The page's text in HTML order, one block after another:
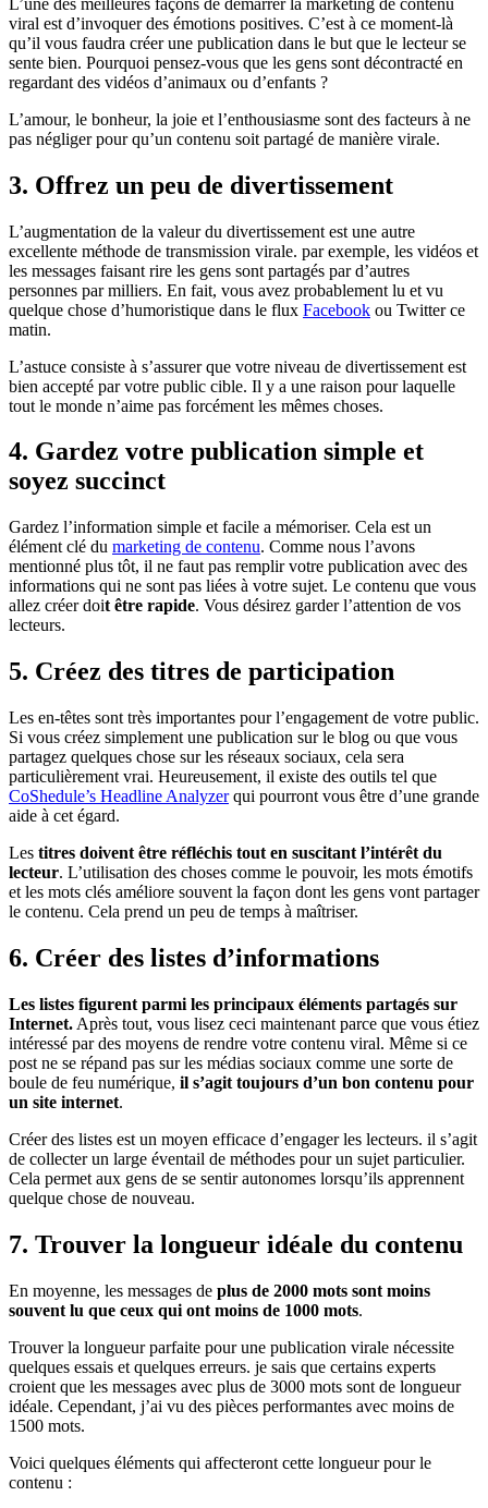
viral est d’invoquer des émotions positives. C’est à ce moment-là
qu’il vous faudra créer une publication dans le but que le lecteur se
sente bien. Pourquoi pensez-vous que les gens sont décontracté en
regardant des vidéos d’animaux ou d’enfants ?
L’amour, le bonheur, la joie et l’enthousiasme sont des facteurs à ne
pas négliger pour qu’un contenu soit partagé de manière virale.
3. Offrez un peu de divertissement
L’augmentation de la valeur du divertissement est une autre
excellente méthode de transmission virale. par exemple, les vidéos et
les messages faisant rire les gens sont partagés par d’autres
personnes par milliers. En fait, vous avez probablement lu et vu
quelque chose d’humoristique dans le flux Facebook ou Twitter ce
matin.
L’astuce consiste à s’assurer que votre niveau de divertissement est
bien accepté par votre public cible. Il y a une raison pour laquelle
tout le monde n’aime pas forcément les mêmes choses.
4. Gardez votre publication simple et
soyez succinct
Gardez l’information simple et facile a mémoriser. Cela est un
élément clé du marketing de contenu. Comme nous l’avons
mentionné plus tôt, il ne faut pas remplir votre publication avec des
informations qui ne sont pas liées à votre sujet. Le contenu que vous
allez créer doit être rapide. Vous désirez garder l’attention de vos
lecteurs.
5. Créez des titres de participation
Les en-têtes sont très importantes pour l’engagement de votre public.
Si vous créez simplement une publication sur le blog ou que vous
partagez quelques chose sur les réseaux sociaux, cela sera
particulièrement vrai. Heureusement, il existe des outils tel que
CoShedule’s Headline Analyzerqui pourront vous être d’une grande
aide à cet égard.
Les titres doivent être réfléchis tout en suscitant l’intérêt du
lecteur. L’utilisation des choses comme le pouvoir, les mots émotifs
et les mots clés améliore souvent la façon dont les gens vont partager
le contenu. Cela prend un peu de temps à maîtriser.
6. Créer des listes d’informations
Les listes figurent parmi les principaux éléments partagés sur
Internet. Après tout, vous lisez ceci maintenant parce que vous étiez
intéressé par des moyens de rendre votre contenu viral. Même si ce
post ne se répand pas sur les médias sociaux comme une sorte de
boule de feu numérique, il s’agit toujours d’un bon contenu pour
un site internet.
Créer des listes est un moyen efficace d’engager les lecteurs. il s’agit
de collecter un large éventail de méthodes pour un sujet particulier.
Cela permet aux gens de se sentir autonomes lorsqu’ils apprennent
quelque chose de nouveau.
7. Trouver la longueur idéale du contenu
En moyenne, les messages de plus de 2000 mots sont moins
souvent lu que ceux qui ont moins de 1000 mots.
Trouver la longueur parfaite pour une publication virale nécessite
quelques essais et quelques erreurs. je sais que certains experts
croient que les messages avec plus de 3000 mots sont de longueur
idéale. Cependant, j’ai vu des pièces performantes avec moins de
1500 mots.
Voici quelques éléments qui affecteront cette longueur pour le
contenu :